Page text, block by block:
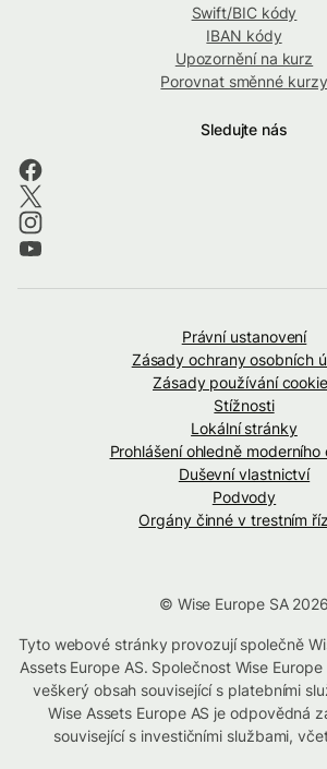
Swift/BIC kódy
IBAN kódy
Upozornění na kurz
Porovnat směnné kurzy
Sledujte nás
Právní ustanovení
Zásady ochrany osobních
Zásady používání
Stížnosti
Lokální stránky
Prohlášení ohledně
Duševní vlastnictví
Podvody
Orgány činné v trestním
© Wise Europe SA 2026
Tyto webové stránky provozují společně
Assets Europe AS. Společnost Wise
veškerý obsah související s platebními
Wise Assets Europe AS je odpovědná
související s investičními službami,